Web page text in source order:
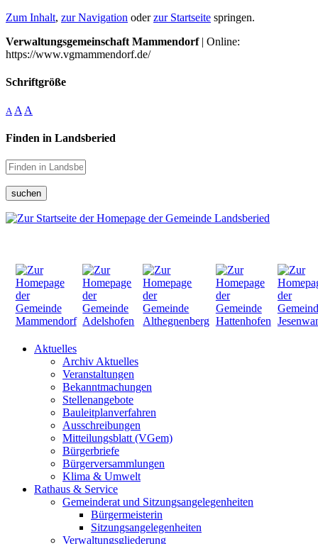
Zum Inhalt, zur Navigation oderzur Startseite springen.
Verwaltungsgemeinschaft Mammendorf| Online:
https://www.vgmammendorf.de/
Schriftgröße
A A A
Finden in Landsberied
suchen
Aktuelles
Archiv Aktuelles
Veranstaltungen
Bekanntmachungen
Stellenangebote
Bauleitplanverfahren
Ausschreibungen
Mitteilungsblatt (VGem)
Bürgerbriefe
Bürgerversammlungen
Klima & Umwelt
Rathaus & Service
Gemeinderat und Sitzungsangelegenheiten
Bürgermeisterin
Sitzungsangelegenheiten
Verwaltungsgliederung